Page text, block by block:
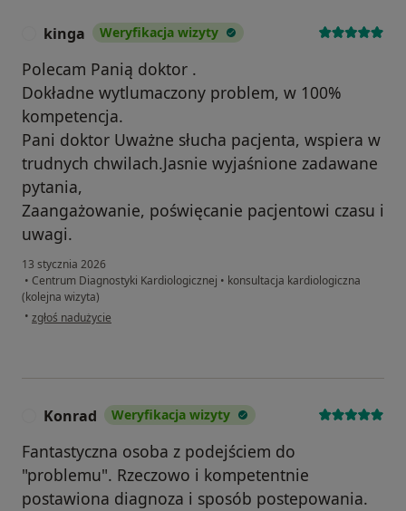
kinga Weryfikacja wizyty
Polecam Panią doktor .
Dokładne wytlumaczony problem, w 100%
kompetencja.
Pani doktor Uważne słucha pacjenta, wspiera w
trudnych chwilach.Jasnie wyjaśnione zadawane
pytania,
Zaangażowanie, poświęcanie pacjentowi czasu i
uwagi.
13 stycznia 2026
• Centrum Diagnostyki Kardiologicznej • konsultacja kardiologiczna
(kolejna wizyta)
• w opinii użytkownika kinga
zgłoś nadużycie
Konrad Weryfikacja wizyty
Fantastyczna osoba z podejściem do
"problemu". Rzeczowo i kompetentnie
postawiona diagnoza i sposób postepowania.